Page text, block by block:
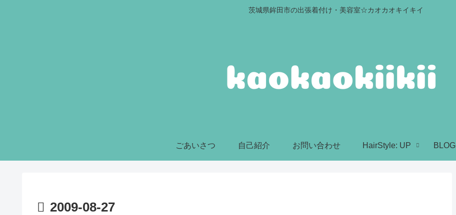
茨城県鉾田市の出張着付け・美容室☆カオカオキイキイ
ごあいさつ 自己紹介 お問い合わせ HairStyle: UP BLOG
2009-08-27